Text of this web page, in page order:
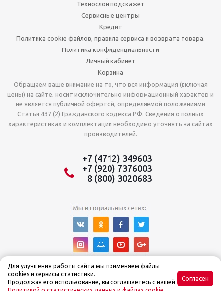
Технослон подскажет
Сервисные центры
Кредит
Политика cookie файлов, правила сервиса и возврата товара.
Политика конфиденциальности
Личный кабинет
Корзина
Обращаем ваше внимание на то, что вся информация (включая
цены) на сайте, носит исключительно информационный характер и
не является публичной офертой, определяемой положениями
Статьи 437 (2) Гражданского кодекса РФ. Сведения о полных
характеристиках и комплектации необходимо уточнять на сайтах
производителей.
+7 (4712) 349603
+7 (920) 7376003
8 (800) 3020683
Для улучшения работы сайта мы применяем файлы
cookies и сервисы статистики.
Продолжая его использование, вы соглашаетесь с нашей
Согласен